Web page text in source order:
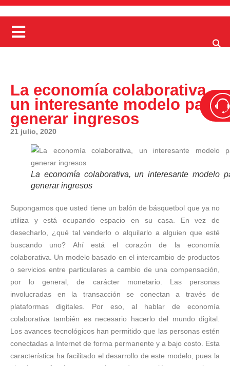
La economía colaborativa,
un interesante modelo para
generar ingresos
21 julio, 2020
La economía colaborativa, un interesante modelo
generar ingresos
Supongamos que usted tiene un balón de básquetbol que ya no
utiliza y está ocupando espacio en su casa. En vez de
desecharlo, ¿qué tal venderlo o alquilarlo a alguien que esté
buscando uno? Ahí está el corazón de la economía
colaborativa. Un modelo basado en el intercambio de productos
o servicios entre particulares a cambio de una compensación,
por lo general, de carácter monetario. Las personas
involucradas en la transacción se conectan a través de
plataformas digitales. Por eso, al hablar de economía
colaborativa también es necesario hacerlo del mundo digital.
Los avances tecnológicos han permitido que las personas estén
conectadas a Internet de forma permanente y a bajo costo. Esta
característica ha facilitado el desarrollo de este modelo, pues la